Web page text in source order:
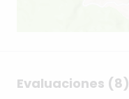
Evaluaciones (8)